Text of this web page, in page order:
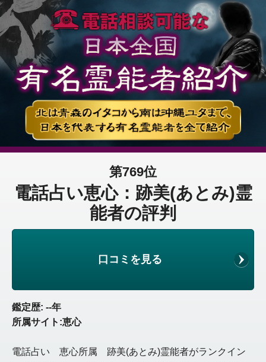
第769位
電話占い恵心：跡美(あとみ)霊
能者の評判
口コミを見る
鑑定歴: --年
所属サイト:恵心
電話占い 恵心所属 跡美(あとみ)霊能者がランクイン